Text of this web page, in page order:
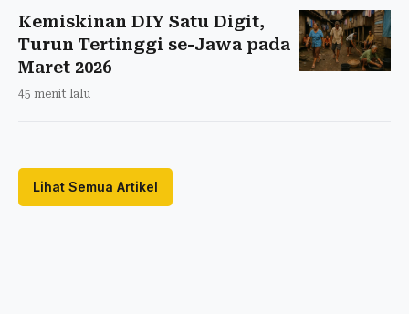
Kemiskinan DIY Satu Digit,
Turun Tertinggi se-Jawa pada
Maret 2026
45 menit lalu
Lihat Semua Artikel